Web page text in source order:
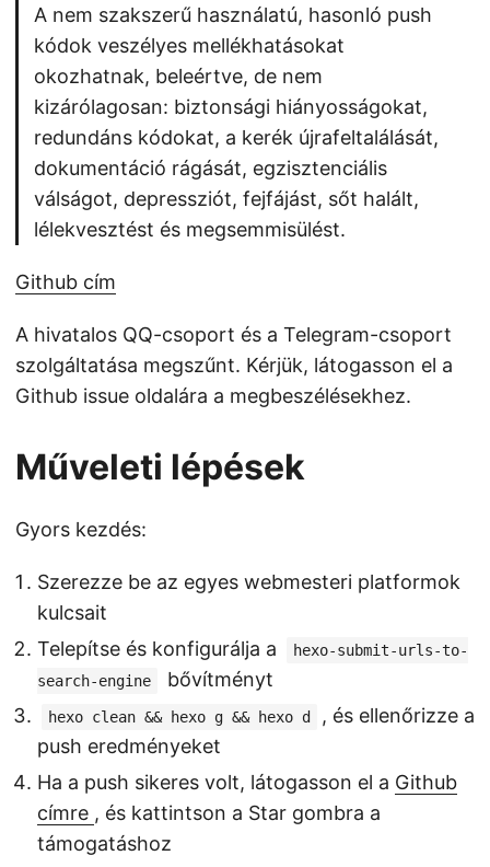
A nem szakszerű használatú, hasonló push
kódok veszélyes mellékhatásokat
okozhatnak, beleértve, de nem
kizárólagosan: biztonsági hiányosságokat,
redundáns kódokat, a kerék újrafeltalálását,
dokumentáció rágását, egzisztenciális
válságot, depressziót, fejfájást, sőt halált,
lélekvesztést és megsemmisülést.
Github cím
A hivatalos QQ-csoport és a Telegram-csoport
szolgáltatása megszűnt. Kérjük, látogasson el a
Github issue oldalára a megbeszélésekhez.
Műveleti lépések
Gyors kezdés:
Szerezze be az egyes webmesteri platformok
kulcsait
Telepítse és konfigurálja a
hexo-submit-urls-to-
search-engine
bővítményt
hexo clean && hexo g && hexo d
, és ellenőrizze a
push eredményeket
Ha a push sikeres volt, látogasson el a Github
címre , és kattintson a Star gombra a
támogatáshoz